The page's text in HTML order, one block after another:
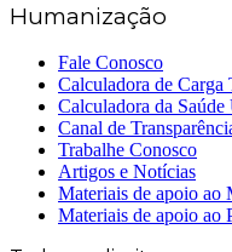
Humanização
Fale Conosco
Calculadora de Carga
Calculadora da
Canal de
Trabalhe Conosco
Artigos e Notícias
Materiais de apoio ao
Materiais de apoio ao